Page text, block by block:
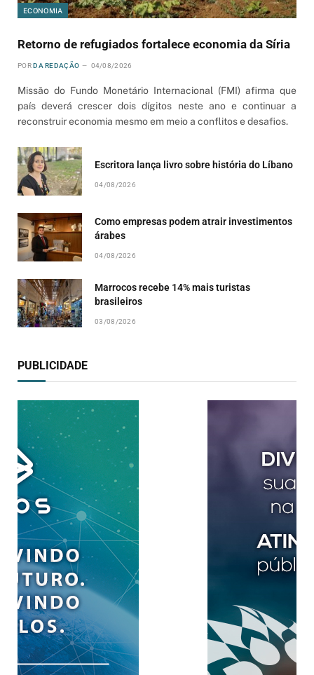
ECONOMIA
Retorno de refugiados fortalece economia da Síria
POR DA REDAÇÃO 04/08/2026
Missão do Fundo Monetário Internacional (FMI) afirma que
país deverá crescer dois dígitos neste ano e continuar a
reconstruir economia mesmo em meio a conflitos e desafios.
Escritora lança livro sobre história do Líbano
04/08/2026
Como empresas podem atrair investimentos
árabes
04/08/2026
Marrocos recebe 14% mais turistas
brasileiros
03/08/2026
PUBLICIDADE